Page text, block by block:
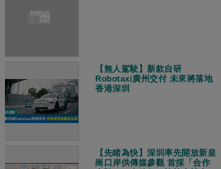
【無人駕駛】新款自研
Robotaxi廣州交付 未來將落地
香港深圳
【先睹為快】深圳率先開放新皇
崗口岸供傳媒參觀 首採「合作